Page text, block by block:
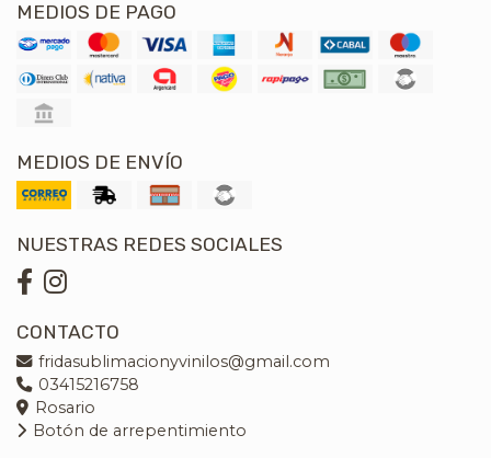
MEDIOS DE PAGO
MEDIOS DE ENVÍO
NUESTRAS REDES SOCIALES
CONTACTO
fridasublimacionyvinilos@gmail.com
03415216758
Rosario
Botón de arrepentimiento